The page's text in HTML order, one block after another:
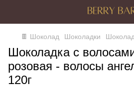
🍫 Шоколад Шоколадки
Шоколадка с
розовая - волосы
120г